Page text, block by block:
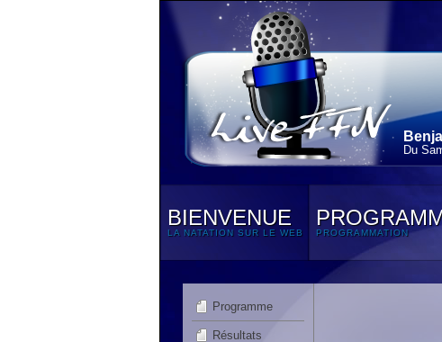
Du
BIENVENUE
LA NATATION SUR LE WEB PROGRAMMATION
Programme
Résultats